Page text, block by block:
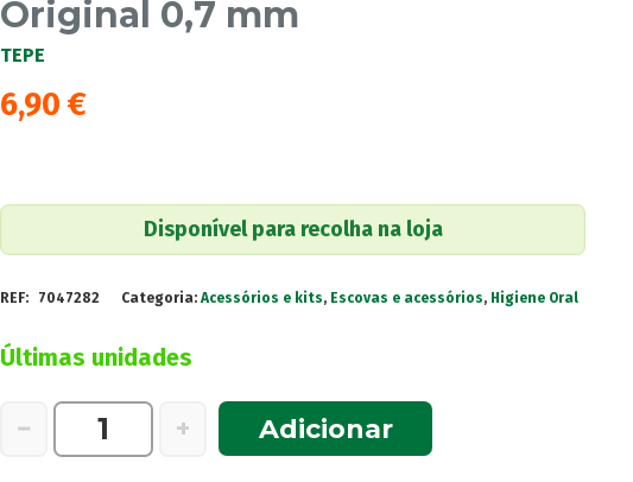
Original 0,7 mm
TEPE
6,90€
Disponível para recolha na loja
REF: 7047282 Categoria: Acessórios e kits, Escovas e acessórios, Higiene Oral
Últimas unidades
−
Quantidade
+ Adicionar